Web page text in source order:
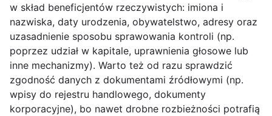
w skład beneficjentów rzeczywistych: imiona i
nazwiska, daty urodzenia, obywatelstwo, adresy oraz
uzasadnienie sposobu sprawowania kontroli (np.
poprzez udział w kapitale, uprawnienia głosowe lub
inne mechanizmy). Warto też od razu sprawdzić
zgodność danych z dokumentami źródłowymi (np.
wpisy do rejestru handlowego, dokumenty
korporacyjne), bo nawet drobne rozbieżności potrafią